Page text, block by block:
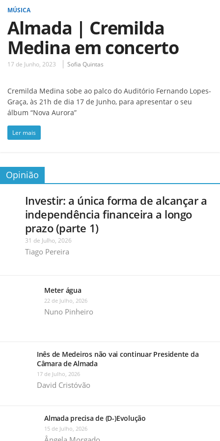
MÚSICA
Almada | Cremilda
Medina em concerto
17 de Junho, 2023 Sofia Quintas
Cremilda Medina sobe ao palco do Auditório Fernando Lopes-
Graça, às 21h de dia 17 de Junho, para apresentar o seu
álbum “Nova Aurora”
Ler mais
Opinião
Investir: a única forma de alcançar a
independência financeira a longo
prazo (parte 1)
31 de Julho, 2026
Tiago Pereira
Meter água
22 de Julho, 2026
Nuno Pinheiro
Inês de Medeiros não vai continuar Presidente da
Câmara de Almada
17 de Julho, 2026
David Cristóvão
Almada precisa de (D-)Evolução
15 de Julho, 2026